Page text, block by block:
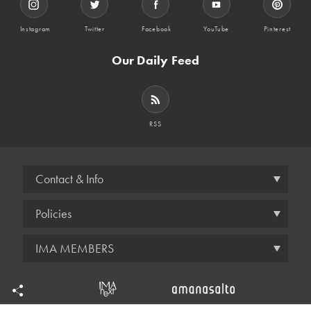
Instagram Twitter Facebook YouTube Pinterest
Our Daily Feed
RSS
Contact & Info
Policies
IMA MEMBERS